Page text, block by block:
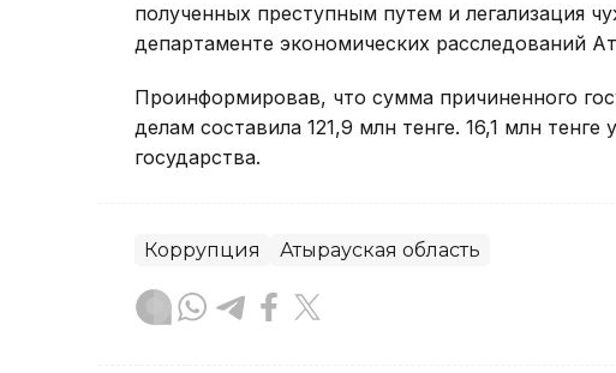
полученных преступным путем и легализация
департаменте экономических расследований
Проинформировав, что сумма причиненного
делам составила 121,9 млн тенге. 16,1 млн
государства.
Коррупция Атырауская область